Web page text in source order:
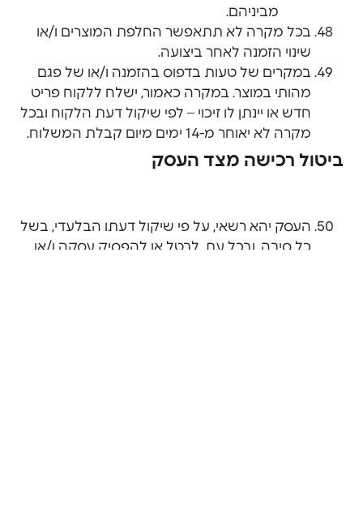
מביניהם.
בכל מקרה לא תתאפשר החלפת המוצרים ו/או
שינוי הזמנה לאחר ביצועה.
במקרים של טעות בדפוס בהזמנה ו/או של פגם
מהותי במוצר. במקרה כאמור, ישלח ללקוח פריט
חדש או יינתן לו זיכוי – לפי שיקול דעת הלקוח ובכל
מקרה לא יאוחר מ-14 ימים מיום קבלת המשלוח.
ביטול רכישה מצד העסק
העסק יהא רשאי, על פי שיקול דעתו הבלעדי, בשל
כל סיבה, ובכל עת, לבטל או להפסיק עסקה ו/או